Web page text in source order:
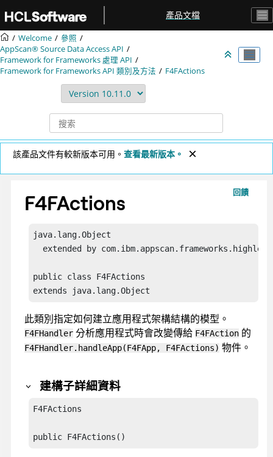
產品文檔
Welcome
參照
AppScan® Source Data Access API
Framework for Frameworks 處理 API
Framework for Frameworks API 類別及方法
F4FActions
該產品文件有較新版本可用。 查看最新版本。
回饋
F4FActions
java.lang.Object
extended by
public class F4FActions
extends java.lang.Object
此類別指定如何建立應用程式架構結構的模型。
F4FHandler 分析應用程式時會改變傳給 F4FAction 的
F4FHandler.handleApp(F4FApp, F4FActions) 物件。
建構子詳細資料
F4FActions
public F4FActions()